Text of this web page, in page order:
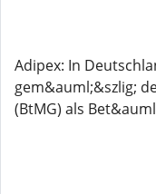
Adipex: In
gem&auml;&szlig;
(BtMG) als